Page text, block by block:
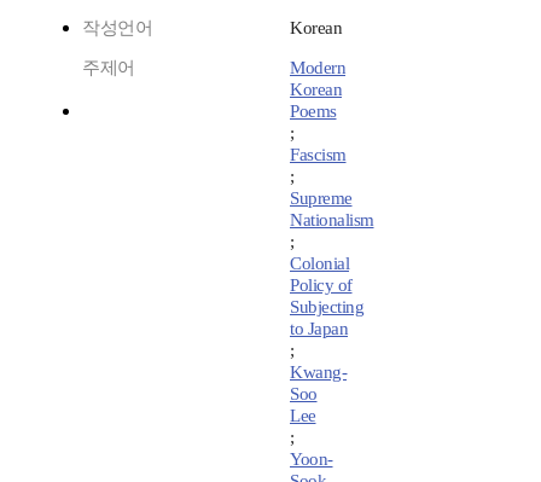
작성언어 Korean
주제어
Modern
Korean
Poems
;
Fascism
;
Supreme
Nationalism
;
Colonial
Policy of
Subjecting
to Japan
;
Kwang-
Soo
Lee
;
Yoon-